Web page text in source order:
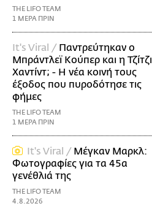
THE LIFO TEAM
1 ΜΕΡΑ ΠΡΙΝ
It's Viral / Παντρεύτηκαν ο
Μπράντλεϊ Κούπερ και η Τζίτζι
Χαντίντ; - Η νέα κοινή τους
έξοδος που πυροδότησε τις
φήμες
THE LIFO TEAM
1 ΜΕΡΑ ΠΡΙΝ
It's Viral / Μέγκαν Μαρκλ:
Φωτογραφίες για τα 45α
γενέθλιά της
THE LIFO TEAM
4.8.2026